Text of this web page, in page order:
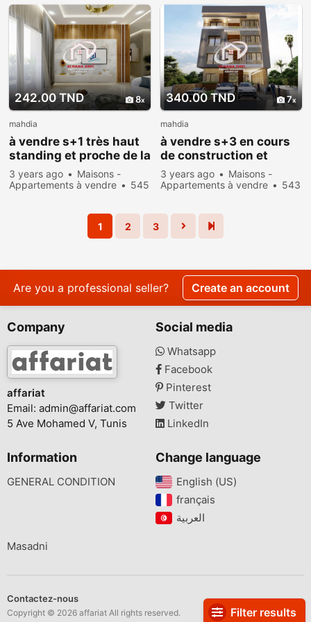
Filter results
242.00 TND 8
mahdia
à vendre s+1 très haut
standing et proche de la
plage
3 years ago
Maisons -
Appartements à vendre
545
340.00 TND 7
mahdia
à vendre s+3 en cours
de construction et
proche de la plage
3 years ago
Maisons -
Appartements à vendre
543
1 2 3
Are you a professional seller? Create an account
Company
affariat
Email: admin@affariat.com
5 Ave Mohamed V, Tunis
Social media
Whatsapp
Facebook
Pinterest
Twitter
LinkedIn
Information
GENERAL CONDITION
Change language
English (US)‎
français‎
Masadni
Contactez-nous
Copyright © 2026 affariat All rights reserved.